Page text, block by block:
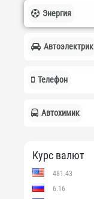
Энергия
Автоэлектрик
Телефон
Автохимик
Курс валют
481.43
6.16